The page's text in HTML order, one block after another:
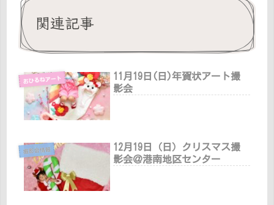
関連記事
おひるねアート
11月19日(日)年賀状アート撮
影会
撮影会情報
12月19日（日）クリスマス撮
影会＠港南地区センター